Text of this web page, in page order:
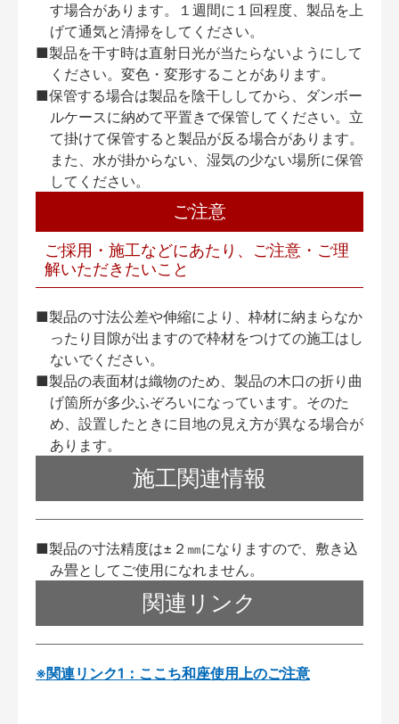
す場合があります。１週間に１回程度、製品を上
げて通気と清掃をしてください。
■製品を干す時は直射日光が当たらないようにして
ください。変色・変形することがあります。
■保管する場合は製品を陰干ししてから、ダンボー
ルケースに納めて平置きで保管してください。立
て掛けて保管すると製品が反る場合があります。
また、水が掛からない、湿気の少ない場所に保管
してください。
ご注意
ご採用・施工などにあたり、ご注意・ご理
解いただきたいこと
■製品の寸法公差や伸縮により、枠材に納まらなか
ったり目隙が出ますので枠材をつけての施工はし
ないでください。
■製品の表面材は織物のため、製品の木口の折り曲
げ箇所が多少ふぞろいになっています。そのた
め、設置したときに目地の見え方が異なる場合が
あります。
施工関連情報
■製品の寸法精度は±２㎜になりますので、敷き込
み畳としてご使用になれません。
関連リンク
※関連リンク1：ここち和座使用上のご注意